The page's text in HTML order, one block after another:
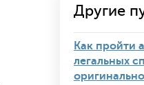
Другие
Как пройти
легальных